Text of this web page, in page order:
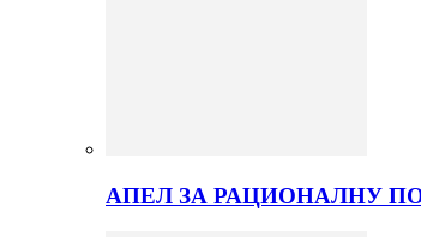
АПЕЛ ЗА РАЦИОНАЛНУ